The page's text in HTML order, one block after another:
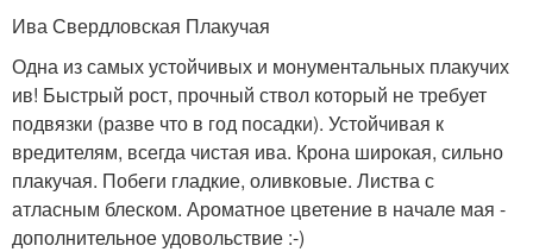
Ива Свердловская Плакучая
Одна из самых устойчивых и монументальных плакучих
ив! Быстрый рост, прочный ствол который не требует
подвязки (разве что в год посадки). Устойчивая к
вредителям, всегда чистая ива. Крона широкая, сильно
плакучая. Побеги гладкие, оливковые. Листва с
атласным блеском. Ароматное цветение в начале мая -
дополнительное удовольствие :-)